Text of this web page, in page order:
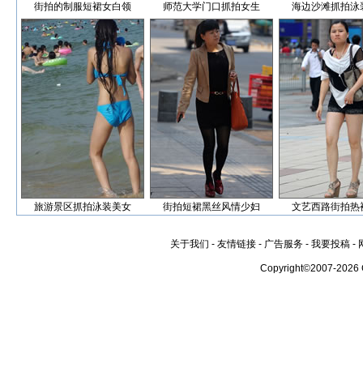
街拍的制服短裙女白领 师范大学门口抓拍女生 海边沙滩抓拍泳
旅游景区抓拍泳装美女 街拍短裙黑丝风情少妇 文艺西路街拍热
关于我们 - 友情链接 - 广告服务 - 我要投稿 -
Copyright©2007-2026